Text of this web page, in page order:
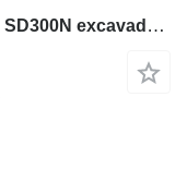
Interruptor de batería para Doosan SD300N excavadora